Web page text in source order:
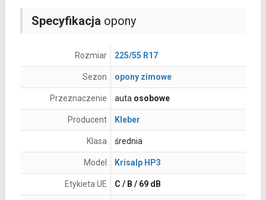
Specyfikacja opony
Rozmiar 225/55 R17
Sezon opony zimowe
Przeznaczenie auta osobowe
Producent Kleber
Klasa średnia
Model Krisalp HP3
Etykieta UE C / B / 69 dB